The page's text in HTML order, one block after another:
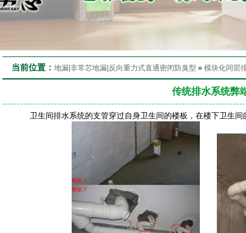
当前位置： 地漏|非常芯地漏|反向重力式直通密闭防臭型 » 模块化同层
传统排水系统弊
卫生间排水系统的支管穿过自身卫生间的楼板，在楼下卫生间